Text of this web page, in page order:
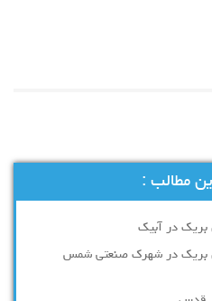
مطالب :
بریک در آبیک
بریک در شهرک صنعتی شمس